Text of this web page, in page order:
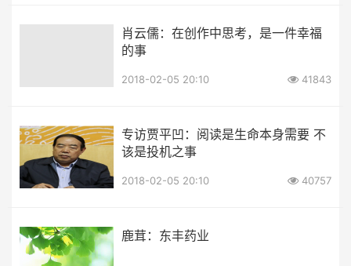
肖云儒：在创作中思考，是一件幸福
的事
2018-02-05 20:10 41843
专访贾平凹：阅读是生命本身需要 不
该是投机之事
2018-02-05 20:10 40757
鹿茸：东丰药业